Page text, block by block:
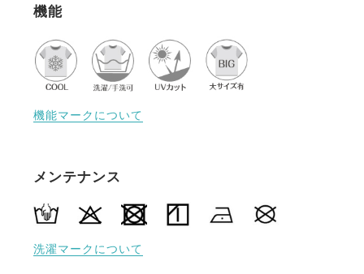
機能
機能マークについて
メンテナンス
洗濯マークについて